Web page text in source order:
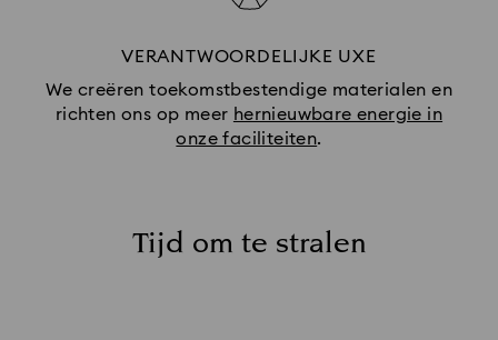
VERANTWOORDELIJKE UXE
We creëren toekomstbestendige materialen en
richten ons op meer hernieuwbare energie in
onze faciliteiten.
Tijd om te stralen